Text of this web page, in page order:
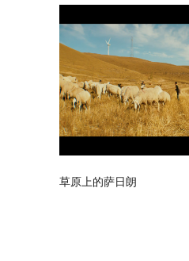
草原上的萨日朗